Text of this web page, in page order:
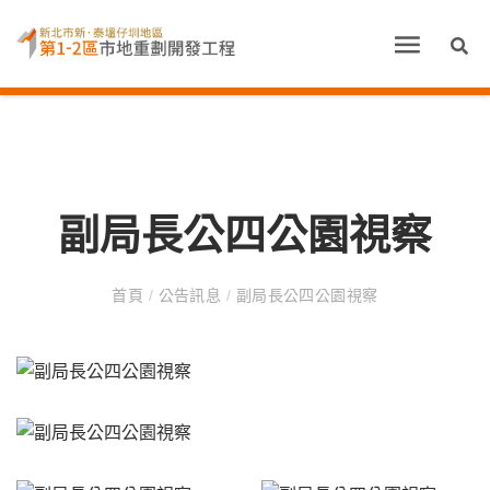
副局長公四公園視察
首頁 / 公告訊息 / 副局長公四公園視察